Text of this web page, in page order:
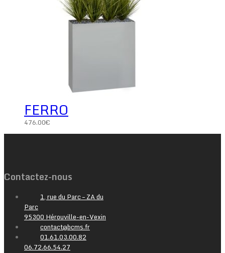
FERRO
476.00€
Contactez-nous
1, rue du Parc – ZA du
Parc
95300 Hérouville-en-Vexin
contact@bcms.fr
01.61.03.00.82
06.72.66.54.27